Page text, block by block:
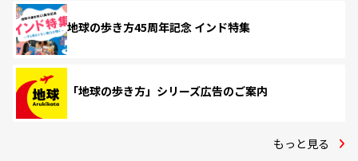
地球の歩き方45周年記念 インド特集
「地球の歩き方」シリーズ広告のご案内
もっと見る